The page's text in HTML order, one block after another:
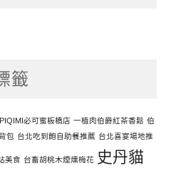
籤
PIQIMI必可蜜板橋店 一植肉伯爵紅茶香鬆 伯
包 台北吃到飽自助餐推薦 台北喜宴場地推
美食 台畜胡桃木煙燻梅花 史丹貓